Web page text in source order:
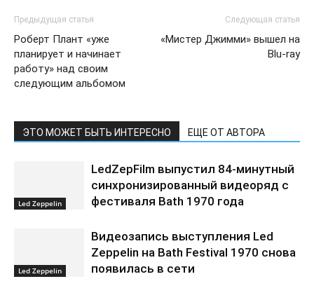
Предыдущая статья
Роберт Плант «уже
планирует и начинает
работу» над своим
следующим альбомом
Следующая статья
«Мистер Джимми» вышел на
Blu-ray
ЭТО МОЖЕТ БЫТЬ ИНТЕРЕСНО ЕЩЕ ОТ АВТОРА
Led Zeppelin
LedZepFilm выпустил 84-минутный
синхронизированный видеоряд с
фестиваля Bath 1970 года
Led Zeppelin
Видеозапись выступления Led
Zeppelin на Bath Festival 1970 снова
появилась в сети